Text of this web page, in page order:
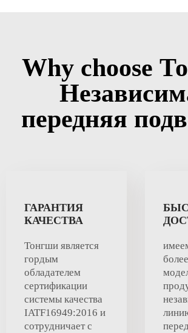
Why choose
передняя
ГАРАНТИЯ
КАЧЕСТВА
Тонгши является
гордым
обладателем
сертификации
системы качества
IATF16949:2016 и
сотрудничает с